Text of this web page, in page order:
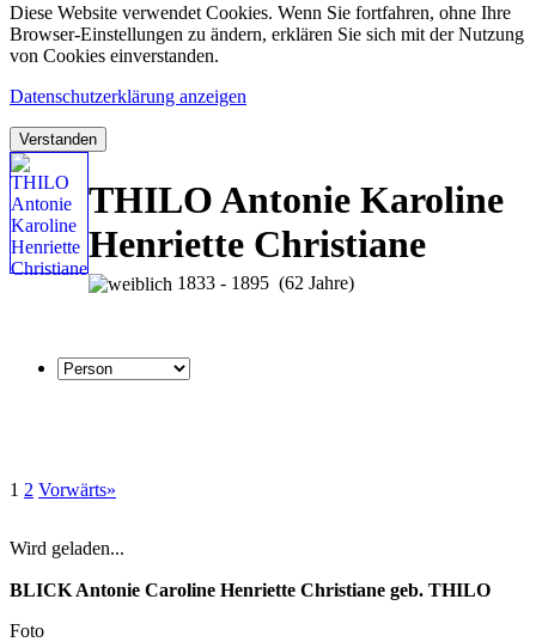
Diese Website verwendet Cookies. Wenn Sie fortfahren, ohne Ihre
Browser-Einstellungen zu ändern, erklären Sie sich mit der Nutzung
von Cookies einverstanden.
Datenschutzerklärung anzeigen
Verstanden
THILO Antonie Karoline
Henriette Christiane
1833 - 1895 (62 Jahre)
1 2 Vorwärts»
Wird geladen...
BLICK Antonie Caroline Henriette Christiane geb. THILO
Foto